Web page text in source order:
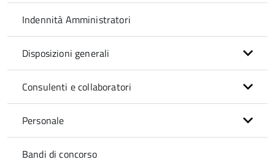
Indennità Amministratori
Disposizioni generali
Consulenti e collaboratori
Personale
Bandi di concorso